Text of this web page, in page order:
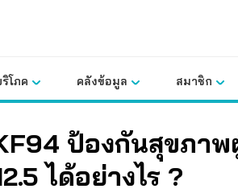
โภค คลังข้อมูล สมาชิก
ป้องกันสุขภาพ
ได้อย่างไร ?